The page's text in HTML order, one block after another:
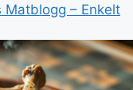
Matblogg – Enkelt